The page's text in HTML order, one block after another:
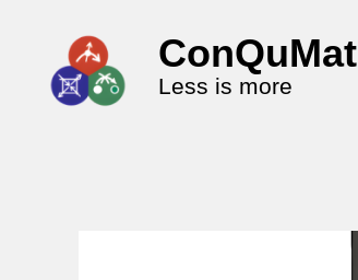
ConQuMat
Less is more